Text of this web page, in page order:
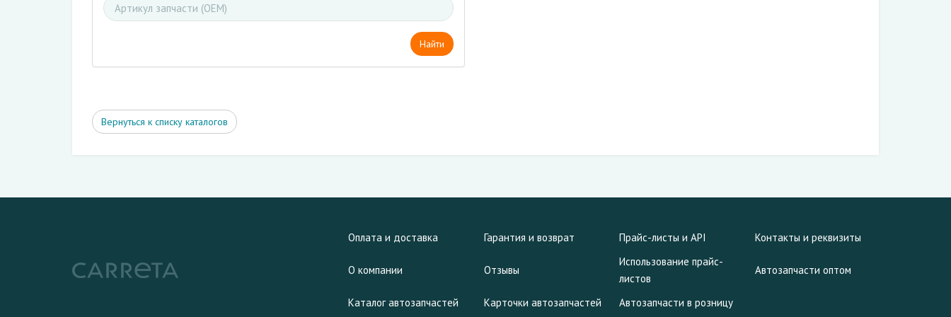
Найти
Вернуться к списку каталогов
Оплата и доставка Гарантия и возврат Прайс-листы и API Контакты и реквизиты
О компании Отзывы
Использование прайс-
листов
Автозапчасти оптом
Каталог автозапчастей Карточки автозапчастей Автозапчасти в розницу